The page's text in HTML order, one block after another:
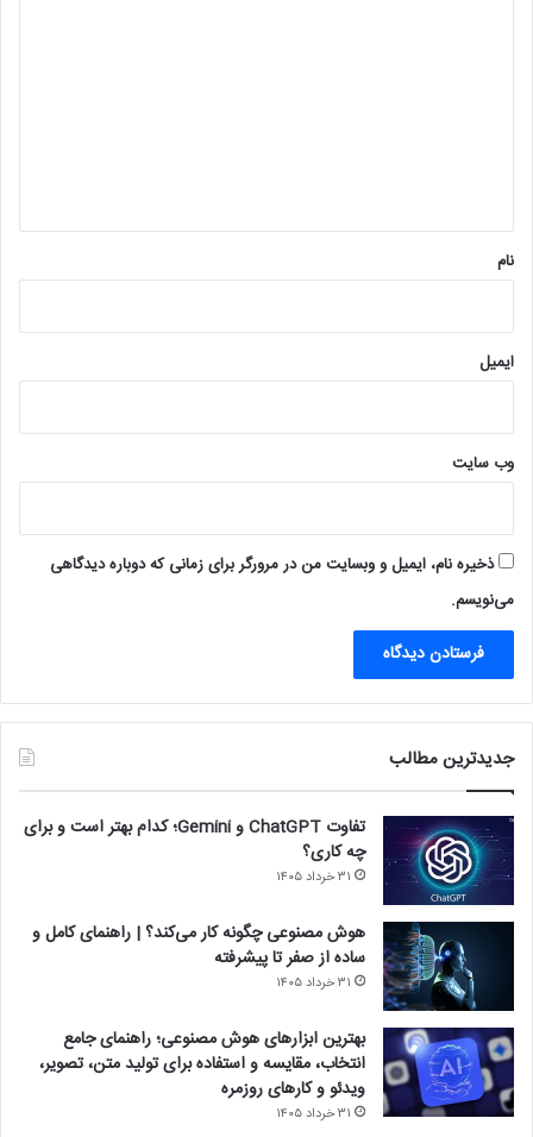
نام
ایمیل
وب‌ سایت
ذخیره نام، ایمیل و وبسایت من در مرورگر برای زمانی که دوباره دیدگاهی
می‌نویسم.
جدیدترین مطالب
تفاوت ChatGPT و Gemini؛ کدام بهتر است و برای
چه کاری؟
۳۱ خرداد ۱۴۰۵
هوش مصنوعی چگونه کار می‌کند؟ | راهنمای کامل و
ساده از صفر تا پیشرفته
۳۱ خرداد ۱۴۰۵
بهترین ابزارهای هوش مصنوعی؛ راهنمای جامع
انتخاب، مقایسه و استفاده برای تولید متن، تصویر،
ویدئو و کارهای روزمره
۳۱ خرداد ۱۴۰۵